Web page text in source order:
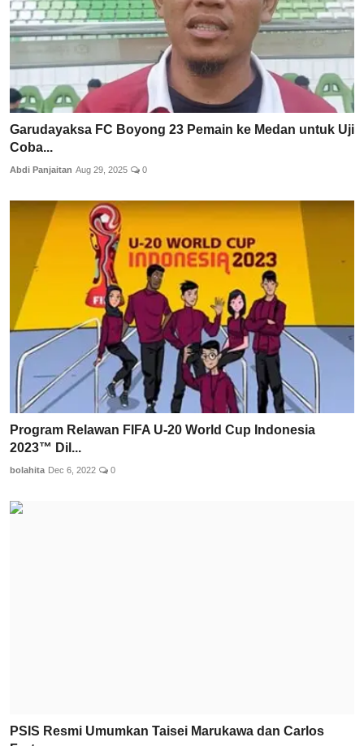
Garudayaksa FC Boyong 23 Pemain ke Medan untuk Uji
Coba...
Abdi Panjaitan Aug 29, 2025 0
Program Relawan FIFA U-20 World Cup Indonesia
2023™ Dil...
bolahita Dec 6, 2022 0
PSIS Resmi Umumkan Taisei Marukawa dan Carlos